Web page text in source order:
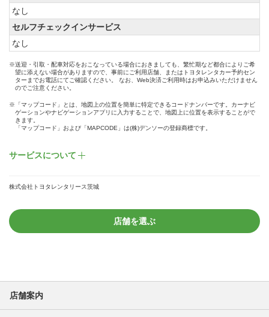
なし
セルフチェックインサービス
なし
※送迎・引取・配車対応をおこなっている場合におきましても、繁忙期など都合によりご希
望に添えない場合がありますので、事前にご利用店舗、またはトヨタレンタカー予約セン
ターまでお電話にてご確認ください。 なお、Web決済ご利用時はお申込みいただけません
のでご注意ください。
※「マップコード」とは、地図上の位置を簡単に特定できるコードナンバーです。カーナビ
ゲーションやナビゲーションアプリに入力することで、地図上に位置を表示することがで
きます。
「マップコード」および「MAPCODE」は(株)デンソーの登録商標です。
サービスについて
株式会社トヨタレンタリース茨城
店舗を選ぶ
店舗案内